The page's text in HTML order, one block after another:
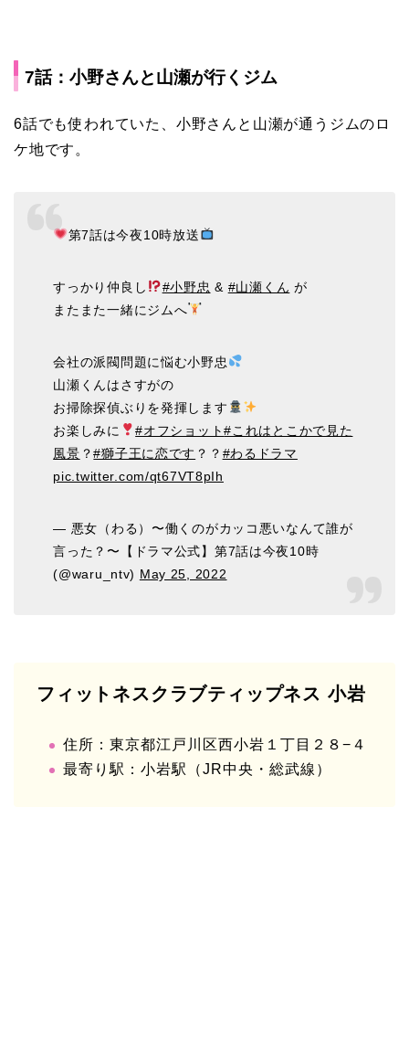
7話：小野さんと山瀬が行くジム
6話でも使われていた、小野さんと山瀬が通うジムのロ
ケ地です。
第7話は今夜10時放送
すっかり仲良し #小野忠 & #山瀬くん が
またまた一緒にジムへ
会社の派閥問題に悩む小野忠
山瀬くんはさすがの
お掃除探偵ぶりを発揮します
お楽しみに
#オフショット#これはとこかで見た
風景 ？#獅子王に恋です ？？ #わるドラマ
pic.twitter.com/qt67VT8pIh
— 悪女（わる）〜働くのがカッコ悪いなんて誰が
言った？〜【ドラマ公式】第7話は今夜10時
(@waru_ntv) May 25, 2022
フィットネスクラブティップネス 小岩
住所：東京都江戸川区西小岩１丁目２８−４
最寄り駅：小岩駅（JR中央・総武線）